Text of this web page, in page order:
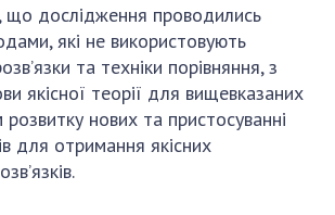
звіти НАН України
та видавнича діяльність
інтелектуальної власності та
в наукових установах
що становлять національне
користування
що дослідження проводились
які не використовують
та техніки порівняння, з
якісної теорії для вищевказаних
нових та пристосуванні
для отримання якісних